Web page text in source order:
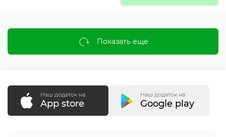
Показать еще
Наш додаток на
App store
Наш додаток на
Google play